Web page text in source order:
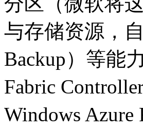
与存储资源，
Backup）等能
Fabric
Windows